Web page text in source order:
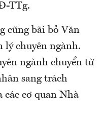
TTg.
cũng bãi bỏ Văn
lý chuyên ngành.
ngành chuyển từ
sang trách
cơ quan Nhà